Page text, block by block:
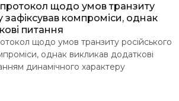
щодо умов транзиту
зафіксував компроміси, однак
питання
щодо умов транзиту російського
однак викликав додаткові
динамічного характеру
аналітичний центр DiXi Group